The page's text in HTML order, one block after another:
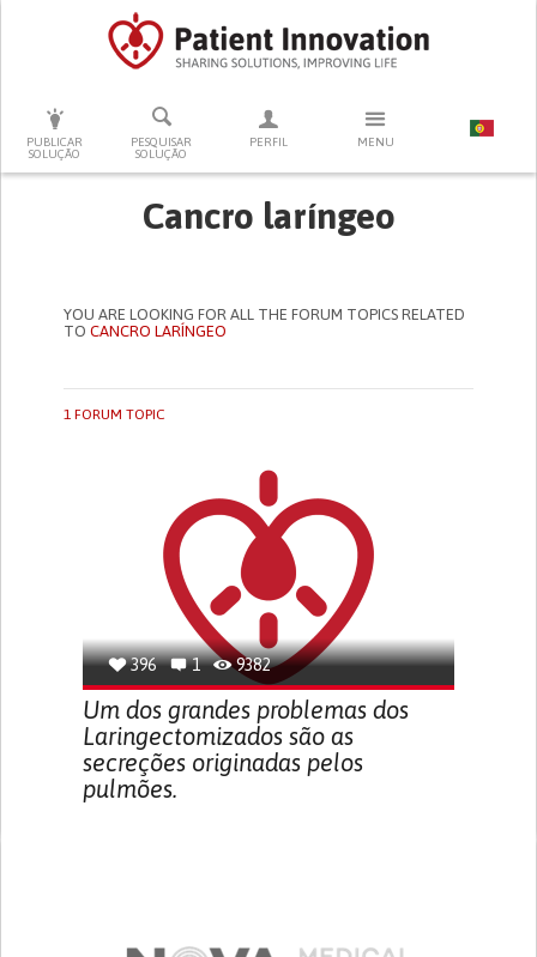
PUBLICAR
SOLUÇÃO
PESQUISAR
SOLUÇÃO
PERFIL MENU
PRESSIONE ENTER PARA PESQUISAR
Cancro laríngeo
YOU ARE LOOKING FOR ALL THE FORUM TOPICS RELATED
TOCANCRO LARÍNGEO
1 FORUM TOPIC
396 1 9382
Um dos grandes problemas dos
Laringectomizados são as
secreções originadas pelos
pulmões.